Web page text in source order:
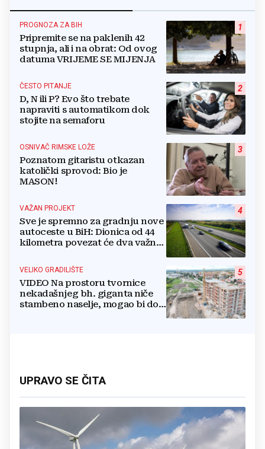
1
PROGNOZA ZA BIH
Pripremite se na paklenih 42
stupnja, ali i na obrat: Od ovog
datuma VRIJEME SE MIJENJA
2
ČESTO PITANJE
D, N ili P? Evo što trebate
napraviti s automatikom dok
stojite na semaforu
3
OSNIVAČ RIMSKE LOŽE
Poznatom gitaristu otkazan
katolički sprovod: Bio je
MASON!
4
VAŽAN PROJEKT
Sve je spremno za gradnju nove
autoceste u BiH: Dionica od 44
kilometra povezat će dva važna
5
VELIKO GRADILIŠTE
VIDEO Na prostoru tvornice
nekadašnjeg bh. giganta niče
stambeno naselje, mogao bi doći
UPRAVO SE ČITA